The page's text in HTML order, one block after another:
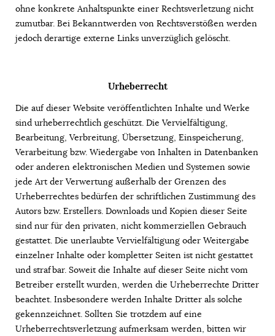
ohne konkrete Anhaltspunkte einer Rechtsverletzung nicht
zumutbar. Bei Bekanntwerden von Rechtsverstößen werden
jedoch derartige externe Links unverzüglich gelöscht.
Urheberrecht
Die auf dieser Website veröffentlichten Inhalte und Werke
sind urheberrechtlich geschützt. Die Vervielfältigung,
Bearbeitung, Verbreitung, Übersetzung, Einspeicherung,
Verarbeitung bzw. Wiedergabe von Inhalten in Datenbanken
oder anderen elektronischen Medien und Systemen sowie
jede Art der Verwertung außerhalb der Grenzen des
Urheberrechtes bedürfen der schriftlichen Zustimmung des
Autors bzw. Erstellers. Downloads und Kopien dieser Seite
sind nur für den privaten, nicht kommerziellen Gebrauch
gestattet. Die unerlaubte Vervielfältigung oder Weitergabe
einzelner Inhalte oder kompletter Seiten ist nicht gestattet
und strafbar. Soweit die Inhalte auf dieser Seite nicht vom
Betreiber erstellt wurden, werden die Urheberrechte Dritter
beachtet. Insbesondere werden Inhalte Dritter als solche
gekennzeichnet. Sollten Sie trotzdem auf eine
Urheberrechtsverletzung aufmerksam werden, bitten wir